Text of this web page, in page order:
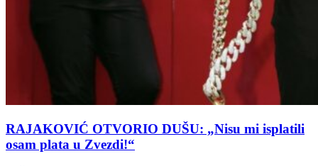
RAJAKOVIĆ OTVORIO DUŠU: „Nisu mi isplatili
osam plata u Zvezdi!“